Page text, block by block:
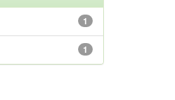
1
1